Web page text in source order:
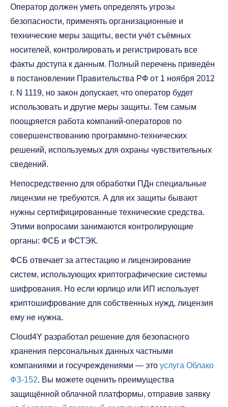
Оператор должен уметь определять угрозы
безопасности, применять организационные и
технические меры защиты, вести учёт съёмных
носителей, контролировать и регистрировать все
факты доступа к данным. Полный перечень приведён
в постановлении Правительства РФ от 1 ноября 2012
г. N 1119, но закон допускает, что оператор будет
использовать и другие меры защиты. Тем самым
поощряется работа компаний-операторов по
совершенствованию программно-технических
решений, используемых для охраны чувствительных
сведений.
Непосредственно для обработки ПДн специальные
лицензии не требуются. А для их защиты бывают
нужны сертифицированные технические средства.
Этими вопросами занимаются контролирующие
органы: ФСБ и ФСТЭК.
ФСБ отвечает за аттестацию и лицензирование
систем, использующих криптографические системы
шифрования. Но если юрлицо или ИП использует
криптошифрование для собственных нужд, лицензия
ему не нужна.
Cloud4Y разработал решение для безопасного
хранения персональных данных частными
компаниями и госучреждениями — это услуга Облако
ФЗ-152. Вы можете оценить преимущества
защищённой облачной платформы, отправив заявку